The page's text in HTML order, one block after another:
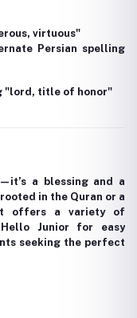
virtuous"
"lord, title of honor"
a blessing and a
in the Quran or a
offers a variety of
Junior for easy
seeking the perfect